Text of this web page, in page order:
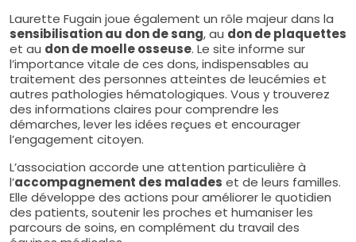
Laurette Fugain joue également un rôle majeur dans la
sensibilisation au don de sang, au don de plaquettes
et au don de moelle osseuse. Le site informe sur
l’importance vitale de ces dons, indispensables au
traitement des personnes atteintes de leucémies et
autres pathologies hématologiques. Vous y trouverez
des informations claires pour comprendre les
démarches, lever les idées reçues et encourager
l’engagement citoyen.
L’association accorde une attention particulière à
l’accompagnement des malades et de leurs familles.
Elle développe des actions pour améliorer le quotidien
des patients, soutenir les proches et humaniser les
parcours de soins, en complément du travail des